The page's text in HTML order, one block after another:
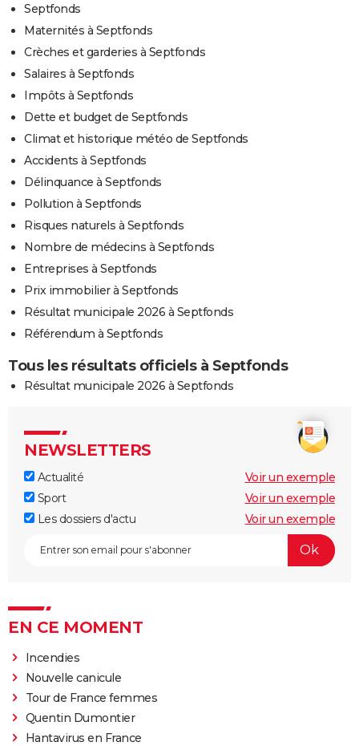
Septfonds
Maternités à Septfonds
Crèches et garderies à Septfonds
Salaires à Septfonds
Impôts à Septfonds
Dette et budget de Septfonds
Climat et historique météo de Septfonds
Accidents à Septfonds
Délinquance à Septfonds
Pollution à Septfonds
Risques naturels à Septfonds
Nombre de médecins à Septfonds
Entreprises à Septfonds
Prix immobilier à Septfonds
Résultat municipale 2026 à Septfonds
Référendum à Septfonds
Tous les résultats officiels à Septfonds
Résultat municipale 2026 à Septfonds
NEWSLETTERS
Actualité
Voir un exemple
Sport
Voir un exemple
Les dossiers d'actu
Voir un exemple
EN CE MOMENT
Incendies
Nouvelle canicule
Tour de France femmes
Quentin Dumontier
Hantavirus en France